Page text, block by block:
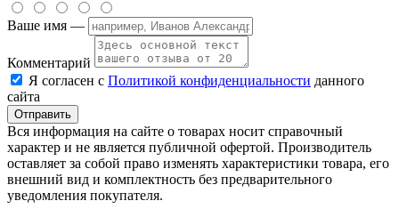
Ваше имя —
Комментарий
Я согласен с Политикой конфиденциальности данного
сайта
Вся информация на сайте о товарах носит справочный
характер и не является публичной офертой. Производитель
оставляет за собой право изменять характеристики товара, его
внешний вид и комплектность без предварительного
уведомления покупателя.